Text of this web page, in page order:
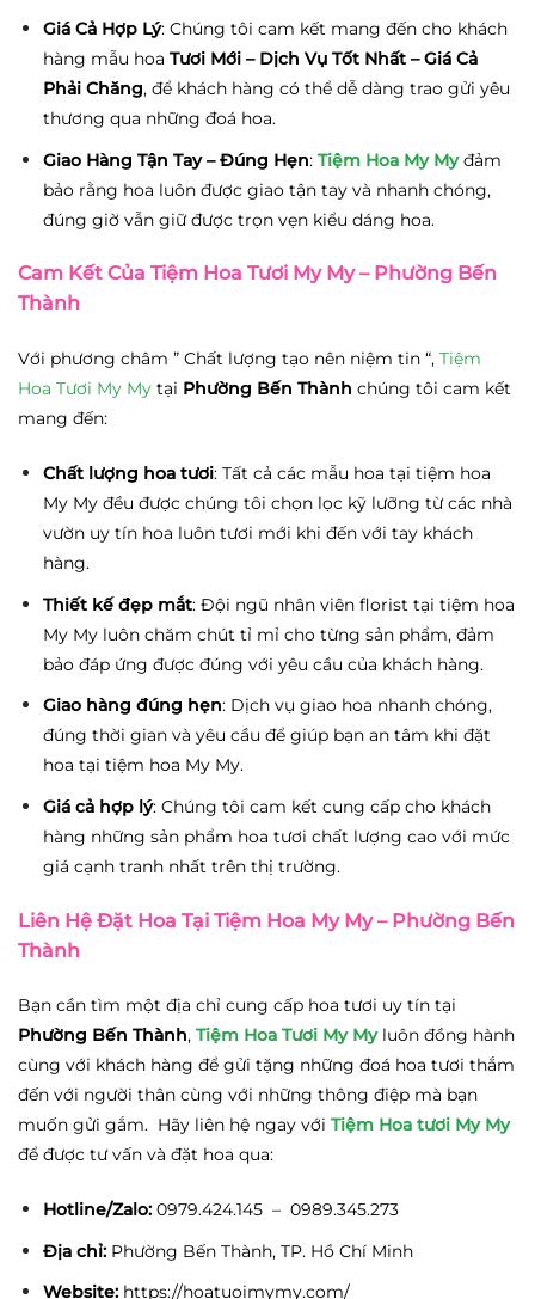
Giá Cả Hợp Lý: Chúng tôi cam kết mang đến cho khách
hàng mẫu hoa Tươi Mới – Dịch Vụ Tốt Nhất – Giá Cả
Phải Chăng, để khách hàng có thể dễ dàng trao gửi yêu
thương qua những đoá hoa.
Giao Hàng Tận Tay – Đúng Hẹn:Tiệm Hoa My Myđảm
bảo rằng hoa luôn được giao tận tay và nhanh chóng,
đúng giờ vẫn giữ được trọn vẹn kiểu dáng hoa.
Cam Kết Của Tiệm Hoa Tươi My My – Phường Bến
Thành
Với phương châm ” Chất lượng tạo nên niệm tin “, Tiệm
Hoa Tươi My My tại Phường Bến Thành chúng tôi cam kết
mang đến:
Chất lượng hoa tươi: Tất cả các mẫu hoa tại tiệm hoa
My My đều được chúng tôi chọn lọc kỹ lưỡng từ các nhà
vườn uy tín hoa luôn tươi mới khi đến với tay khách
hàng.
Thiết kế đẹp mắt: Đội ngũ nhân viên florist tại tiệm hoa
My My luôn chăm chút tỉ mỉ cho từng sản phẩm, đảm
bảo đáp ứng được đúng với yêu cầu của khách hàng.
Giao hàng đúng hẹn: Dịch vụ giao hoa nhanh chóng,
đúng thời gian và yêu cầu để giúp bạn an tâm khi đặt
hoa tại tiệm hoa My My.
Giá cả hợp lý: Chúng tôi cam kết cung cấp cho khách
hàng những sản phẩm hoa tươi chất lượng cao với mức
giá cạnh tranh nhất trên thị trường.
Liên Hệ Đặt Hoa Tại Tiệm Hoa My My – Phường Bến
Thành
Bạn cần tìm một địa chỉ cung cấp hoa tươi uy tín tại
Phường Bến Thành, Tiệm Hoa Tươi My Myluôn đồng hành
cùng với khách hàng để gửi tặng những đoá hoa tươi thắm
đến với người thân cùng với những thông điệp mà bạn
muốn gửi gắm. Hãy liên hệ ngay với Tiệm Hoa tươi My My
để được tư vấn và đặt hoa qua:
Hotline/Zalo:0979.424.145 – 0989.345.273
Địa chỉ:Phường Bến Thành, TP. Hồ Chí Minh
Website: https://hoatuoimymy.com/